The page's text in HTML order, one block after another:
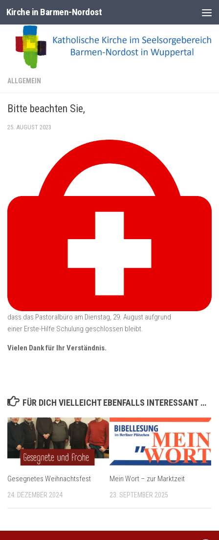
Zum Inhalt springen
Kirche in Barmen-Nordost
ALLGEMEIN
Bitte beachten Sie,
25. AUGUST 2023
dass das Pastoralbüro am Dienstag, 29. August aufgrund
einer Erste-Hilfe Schulung geschlossen bleibt.
Vielen Dank für Ihr Verständnis.
FÜR DICH VIELLEICHT EBENFALLS INTERESSANT …
Gesegnetes Weihnachtsfest
24. DEZEMBER 2024
Mein Wort – zur Marktzeit
23. SEPTEMBER 2025